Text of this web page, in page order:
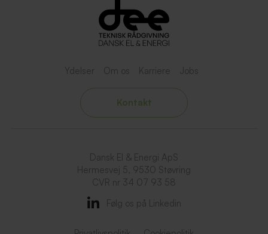
Ydelser Om os Karriere Jobs
Kontakt
Dansk El & Energi ApS
Hermesvej 5, 9530 Støvring
CVR nr 34 07 93 58
Følg os på Linkedin